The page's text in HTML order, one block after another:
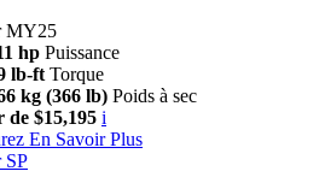
MY25
hp Puissance
lb-ft Torque
kg (366 lb) Poids à sec
$15,195 i
En Savoir Plus
SP